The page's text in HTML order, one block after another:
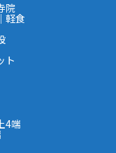
院
軽食
ト
4端